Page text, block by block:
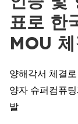
표로 한
MOU 체
양해각서 체결
양자 슈퍼컴퓨
발